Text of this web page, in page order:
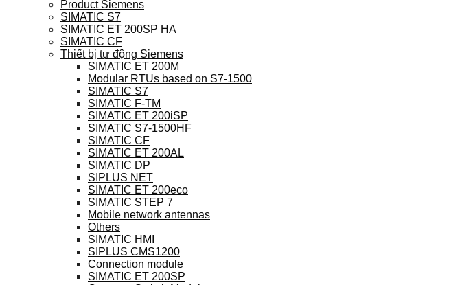
Product Siemens
SIMATIC S7
SIMATIC ET 200SP HA
SIMATIC CF
Thiết bị tự động Siemens
SIMATIC ET 200M
Modular RTUs based on S7-1500
SIMATIC S7
SIMATIC F-TM
SIMATIC ET 200iSP
SIMATIC S7-1500HF
SIMATIC CF
SIMATIC ET 200AL
SIMATIC DP
SIPLUS NET
SIMATIC ET 200eco
SIMATIC STEP 7
Mobile network antennas
Others
SIMATIC HMI
SIPLUS CMS1200
Connection module
SIMATIC ET 200SP